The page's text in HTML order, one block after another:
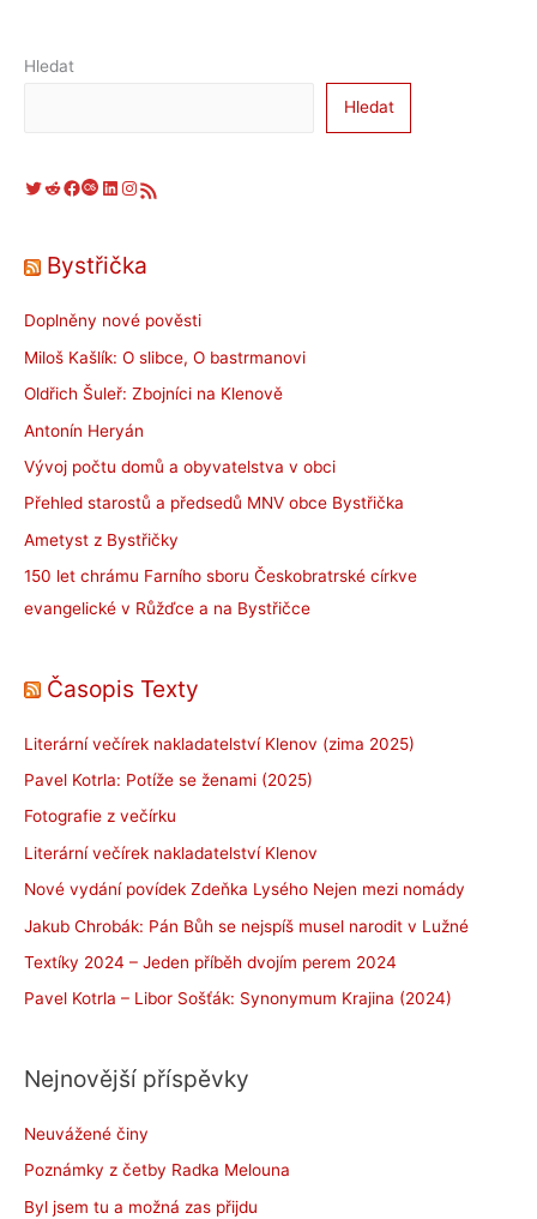
Hledat
Hledat
Twitter Reddit Facebook Last.fm LinkedIn Instagram RSS zdroj
Bystřička
Doplněny nové pověsti
Miloš Kašlík: O slibce, O bastrmanovi
Oldřich Šuleř: Zbojníci na Klenově
Antonín Heryán
Vývoj počtu domů a obyvatelstva v obci
Přehled starostů a předsedů MNV obce Bystřička
Ametyst z Bystřičky
150 let chrámu Farního sboru Českobratrské církve
evangelické v Růžďce a na Bystřičce
Časopis Texty
Literární večírek nakladatelství Klenov (zima 2025)
Pavel Kotrla: Potíže se ženami (2025)
Fotografie z večírku
Literární večírek nakladatelství Klenov
Nové vydání povídek Zdeňka Lysého Nejen mezi nomády
Jakub Chrobák: Pán Bůh se nejspíš musel narodit v Lužné
Textíky 2024 – Jeden příběh dvojím perem 2024
Pavel Kotrla – Libor Sošťák: Synonymum Krajina (2024)
Nejnovější příspěvky
Neuvážené činy
Poznámky z četby Radka Melouna
Byl jsem tu a možná zas přijdu